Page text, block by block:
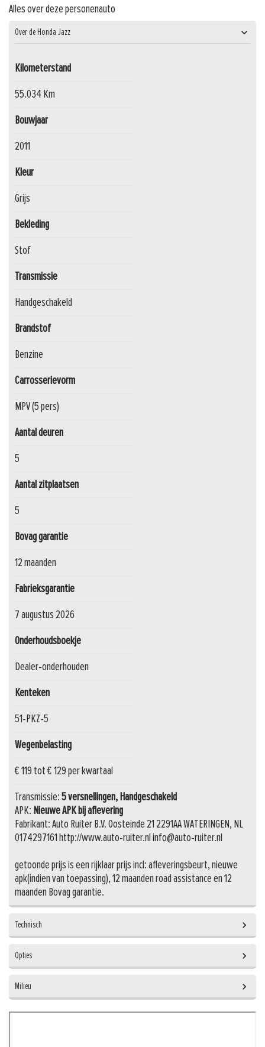
Alles over deze personenauto
Over de Honda Jazz
Kilometerstand
55.034 Km
Bouwjaar
2011
Kleur
Grijs
Bekleding
Stof
Transmissie
Handgeschakeld
Brandstof
Benzine
Carrosserievorm
MPV (5 pers)
Aantal deuren
5
Aantal zitplaatsen
5
Bovag garantie
12 maanden
Fabrieksgarantie
7 augustus 2026
Onderhoudsboekje
Dealer-onderhouden
Kenteken
51-PKZ-5
Wegenbelasting
€ 119 tot € 129 per kwartaal
Transmissie:5 versnellingen, Handgeschakeld
APK: Nieuwe APK bij aflevering
Fabrikant: Auto Ruiter B.V. Oosteinde 21 2291AA WATERINGEN, NL
0174297161 http://www.auto-ruiter.nl info@auto-ruiter.nl
getoonde prijs is een rijklaar prijs incl: afleveringsbeurt, nieuwe
apk(indien van toepassing), 12 maanden road assistance en 12
maanden Bovag garantie.
Technisch
Vermogen
101 pk
Aantal cilinders
Opties
Exterieur
Milieu